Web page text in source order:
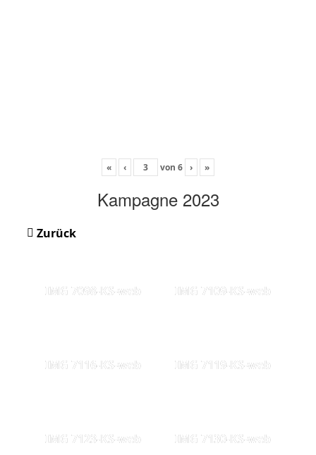
« ‹ von 6 › »
Kampagne 2023
Zurück
IMG 7098-KS-web IMG 7109-KS-web
IMG 7116-KS-web IMG 7119-KS-web
IMG 7123-KS-web IMG 7130-KS-web